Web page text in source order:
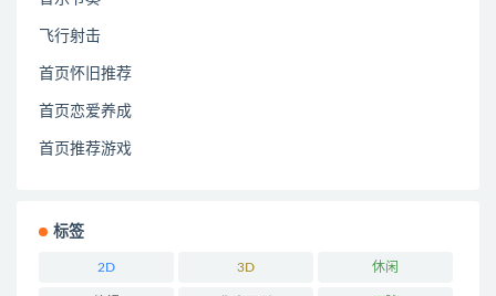
飞行射击
首页怀旧推荐
首页恋爱养成
首页推荐游戏
标签
2D 3D 休闲